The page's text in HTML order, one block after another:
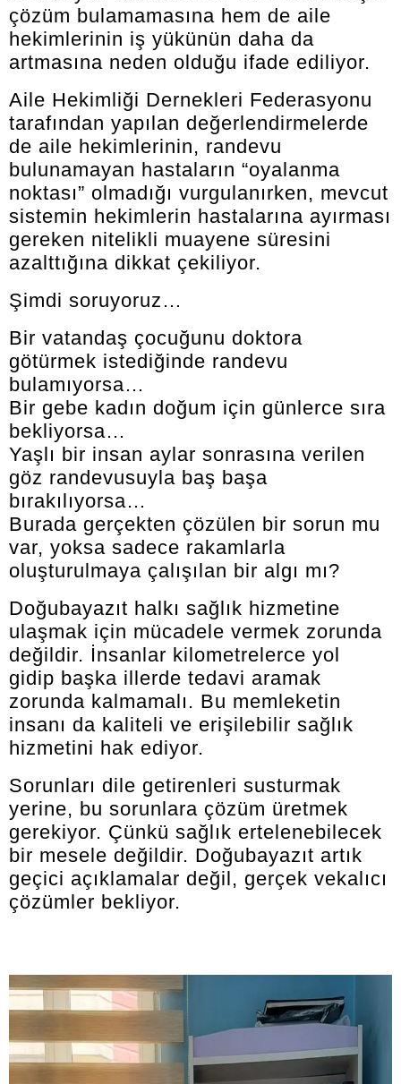
çözüm bulamamasına hem de aile
hekimlerinin iş yükünün daha da
artmasına neden olduğu ifade ediliyor.
Aile Hekimliği Dernekleri Federasyonu
tarafından yapılan değerlendirmelerde
de aile hekimlerinin, randevu
bulunamayan hastaların “oyalanma
noktası” olmadığı vurgulanırken, mevcut
sistemin hekimlerin hastalarına ayırması
gereken nitelikli muayene süresini
azalttığına dikkat çekiliyor.
Şimdi soruyoruz…
Bir vatandaş çocuğunu doktora
götürmek istediğinde randevu
bulamıyorsa…
Bir gebe kadın doğum için günlerce sıra
bekliyorsa…
Yaşlı bir insan aylar sonrasına verilen
göz randevusuyla baş başa
bırakılıyorsa…
Burada gerçekten çözülen bir sorun mu
var, yoksa sadece rakamlarla
oluşturulmaya çalışılan bir algı mı?
Doğubayazıt halkı sağlık hizmetine
ulaşmak için mücadele vermek zorunda
değildir. İnsanlar kilometrelerce yol
gidip başka illerde tedavi aramak
zorunda kalmamalı. Bu memleketin
insanı da kaliteli ve erişilebilir sağlık
hizmetini hak ediyor.
Sorunları dile getirenleri susturmak
yerine, bu sorunlara çözüm üretmek
gerekiyor. Çünkü sağlık ertelenebilecek
bir mesele değildir. Doğubayazıt artık
geçici açıklamalar değil, gerçek vekalıcı
çözümler bekliyor.